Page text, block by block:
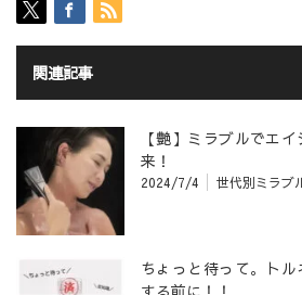
関連記事
【艶】ミラブルでエ
来！
2024/7/4 世代別ミラブ
ちょっと待って。ト